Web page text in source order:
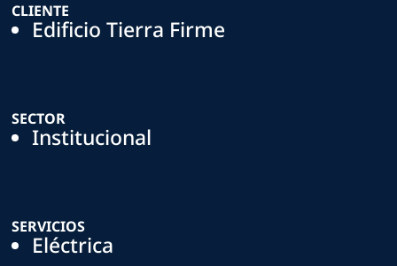
CLIENTE
Edificio Tierra Firme
SECTOR
Institucional
SERVICIOS
Eléctrica